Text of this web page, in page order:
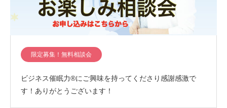
限定募集！無料相談会
ビジネス催眠力®︎にご興味を持ってくださり感謝感激で
す！ありがとうございます！